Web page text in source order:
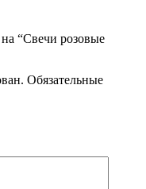
“Свечи розовые
Обязательные